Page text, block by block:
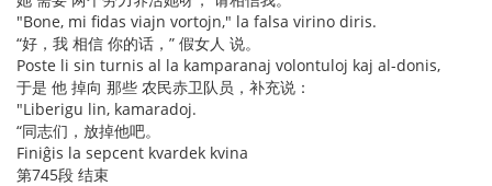
"Bone, mi fidas viajn vortojn," la falsa virino diris.
“好，我 相信 你的话，” 假女人 说。
Poste li sin turnis al la kamparanaj volontuloj kaj al-donis,
于是 他 掉向 那些 农民赤卫队员，补充说：
"Liberigu lin, kamaradoj.
“同志们，放掉他吧。
Finiĝis la sepcent kvardek kvina
第745段 结束